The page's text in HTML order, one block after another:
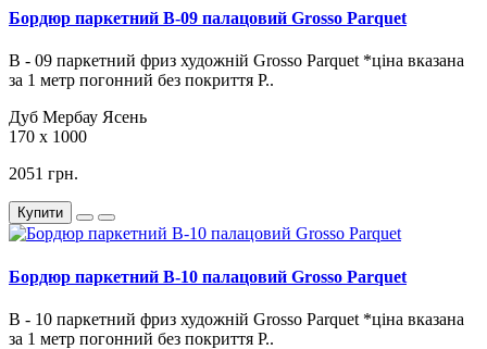
Бордюр паркетний B-09 палацовий Grosso Parquet
В - 09 паркетний фриз художній Grosso Parquet *ціна вказана
за 1 метр погонний без покриття Р..
Дуб Мербау Ясень
170 х 1000
2051 грн.
Купити
Бордюр паркетний B-10 палацовий Grosso Parquet
В - 10 паркетний фриз художній Grosso Parquet *ціна вказана
за 1 метр погонний без покриття Р..